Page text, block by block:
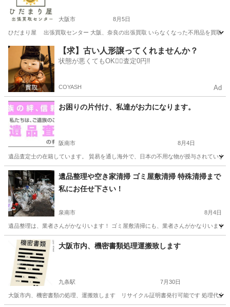
大阪市 8月5日
ひだまり屋 出張買取センター 大阪、奈良の出張買取 いらなくなった不用品を買取
大阪 大阪市 不用品買取 買取
【求】古い人形譲ってくれませんか？
状態が悪くてもOK🙆‍♀️査定0円‼️
COYASH Ad
お困りの片付け、私達がお力になります。
阪南市 8月4日
遺品査定士の在籍しています。 貿易を通し海外で、日本の不用な物が授与されてい
大阪 阪南市 遺品整理 遺品整理士
遺品整理や空き家清掃 ゴミ屋敷清掃 特殊清掃まで
私にお任せ下さい！
泉南市 8月4日
遺品整理は、業者さんがかなりいます！ ゴミ屋敷清掃にも、業者さんがかなりいま
大阪 泉南市 遺品整理 お客様
大阪市内、機密書類処理運搬致します
九条駅 7月30日
大阪市内、機密書類の処理、運搬致します リサイクル証明書発行可能です 処